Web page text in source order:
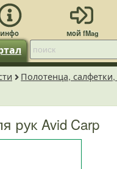
Полотенца,
рук Avid Carp